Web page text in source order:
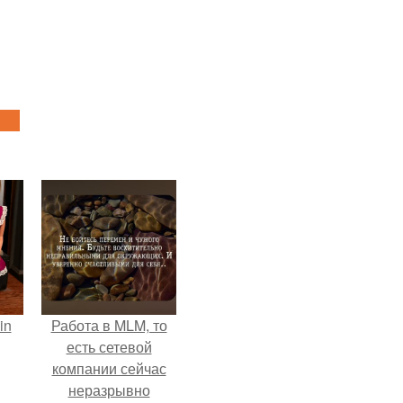
Работа в MLM, то
есть сетевой
компании сейчас
неразрывно